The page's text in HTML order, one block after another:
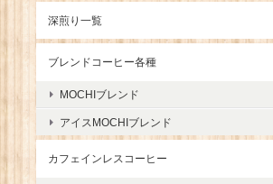
深煎り一覧
ブレンドコーヒー各種
MOCHIブレンド
アイスMOCHIブレンド
カフェインレスコーヒー